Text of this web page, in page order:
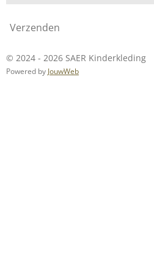
Verzenden
© 2024 - 2026 SAER Kinderkleding
Powered by JouwWeb